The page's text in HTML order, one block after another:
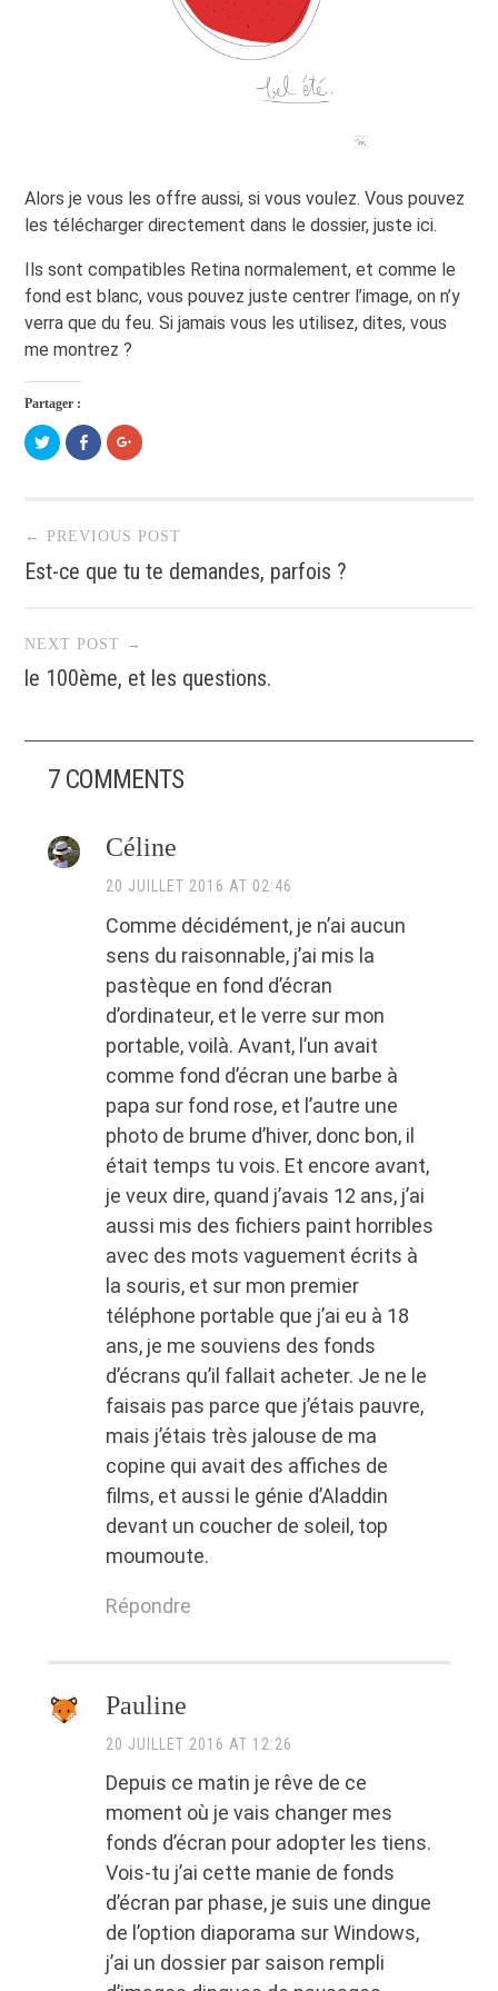
Alors je vous les offre aussi, si vous voulez. Vous pouvez
les télécharger directement dans le dossier, juste ici.
Ils sont compatibles Retina normalement, et comme le
fond est blanc, vous pouvez juste centrer l’image, on n’y
verra que du feu. Si jamais vous les utilisez, dites, vous
me montrez ?
Partager :
Cliquez
pour
partager
nouvelle
fenêtre)
Cliquez
pour
partager
nouvelle
fenêtre)
Cliquez
pour
une
nouvelle
fenêtre)
Post navigation
← PREVIOUS POST
Est-ce que tu te demandes, parfois ?
NEXT POST →
le 100ème, et les questions.
7 COMMENTS
Céline
20 JUILLET 2016 AT 02:46
Comme décidément, je n’ai aucun
sens du raisonnable, j’ai mis la
pastèque en fond d’écran
d’ordinateur, et le verre sur mon
portable, voilà. Avant, l’un avait
comme fond d’écran une barbe à
papa sur fond rose, et l’autre une
photo de brume d’hiver, donc bon, il
était temps tu vois. Et encore avant,
je veux dire, quand j’avais 12 ans, j’ai
aussi mis des fichiers paint horribles
avec des mots vaguement écrits à
la souris, et sur mon premier
téléphone portable que j’ai eu à 18
ans, je me souviens des fonds
d’écrans qu’il fallait acheter. Je ne le
faisais pas parce que j’étais pauvre,
mais j’étais très jalouse de ma
copine qui avait des affiches de
films, et aussi le génie d’Aladdin
devant un coucher de soleil, top
moumoute.
Répondre
Pauline
20 JUILLET 2016 AT 12:26
Depuis ce matin je rêve de ce
moment où je vais changer mes
fonds d’écran pour adopter les tiens.
Vois-tu j’ai cette manie de fonds
d’écran par phase, je suis une dingue
de l’option diaporama sur Windows,
j’ai un dossier par saison rempli